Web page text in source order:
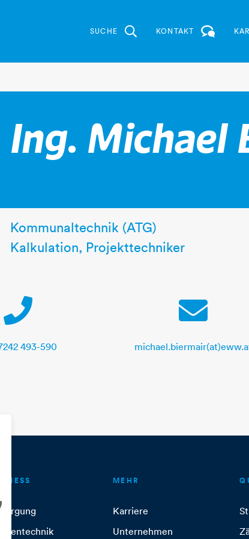
SUCHE KONTAKT
Ing. Michael
Kommunaltechnik (ATG)
Kalkulation, Projekttechniker
Telephone
493-590
E-Mail
MEHR
Karriere
Unternehmen